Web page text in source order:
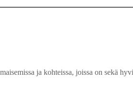
ja kohteissa, joissa on sekä